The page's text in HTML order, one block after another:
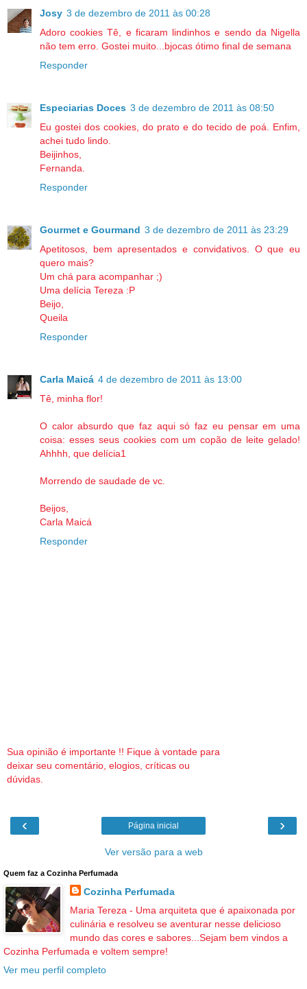
Josy 3 de dezembro de 2011 às 00:28
Adoro cookies Tê, e ficaram lindinhos e sendo da Nigella
não tem erro. Gostei muito...bjocas ótimo final de semana
Responder
Especiarias Doces 3 de dezembro de 2011 às 08:50
Eu gostei dos cookies, do prato e do tecido de poá. Enfim,
achei tudo lindo.
Beijinhos,
Fernanda.
Responder
Gourmet e Gourmand 3 de dezembro de 2011 às 23:29
Apetitosos, bem apresentados e convidativos. O que eu
quero mais?
Um chá para acompanhar ;)
Uma delícia Tereza :P
Beijo,
Queila
Responder
Carla Maicá 4 de dezembro de 2011 às 13:00
Tê, minha flor!
O calor absurdo que faz aqui só faz eu pensar em uma
coisa: esses seus cookies com um copão de leite gelado!
Ahhhh, que delícia1
Morrendo de saudade de vc.
Beijos,
Carla Maicá
Responder
Sua opinião é importante !! Fique à vontade para
deixar seu comentário, elogios, críticas ou
dúvidas.
‹ ›
Página inicial
Ver versão para a web
Quem faz a Cozinha Perfumada
Cozinha Perfumada
Maria Tereza - Uma arquiteta que é apaixonada por
culinária e resolveu se aventurar nesse delicioso
mundo das cores e sabores...Sejam bem vindos a
Cozinha Perfumada e voltem sempre!
Ver meu perfil completo